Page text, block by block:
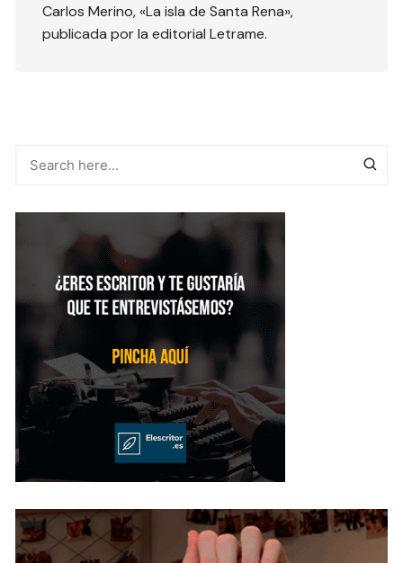
Carlos Merino, «La isla de Santa Rena»,
publicada por la editorial Letrame.